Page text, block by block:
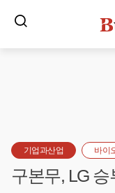
기업과산업 바이
구본무, LG